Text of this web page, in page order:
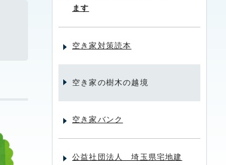
ます
空き家対策読本
空き家の樹木の越境
空き家バンク
公益社団法人 埼玉県宅地建